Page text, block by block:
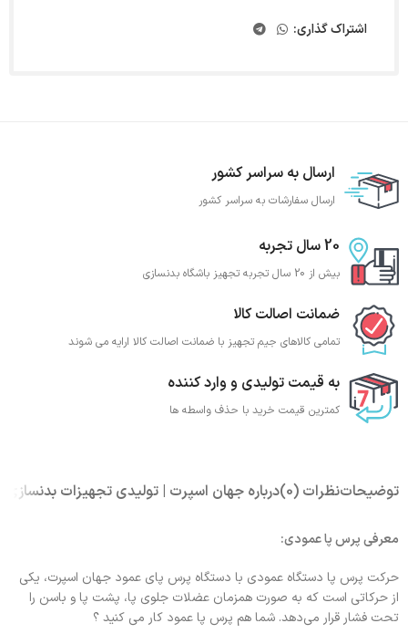
اشتراک گذاری:
ارسال به سراسر کشور
ارسال سفارشات به سراسر کشور
20 سال تجربه
بیش از 20 سال تجربه تجهیز باشگاه بدنسازی
ضمانت اصالت کالا
تمامی کالاهای جیم تجهیز با ضمانت اصالت کالا ارایه می شوند
به قیمت تولیدی و وارد کننده
کمترین قیمت خرید با حذف واسطه ها
توضیحاتنظرات (0) درباره جهان اسپرت | تولیدی تجهیزات بدنسازی
معرفی پرس پا عمودی:
حرکت پرس پا دستگاه عمودی با دستگاه پرس پای عمود جهان اسپرت، یکی
از حرکاتی است که به صورت همزمان عضلات جلوی پا، پشت پا و باسن را
تحت فشار قرار می‌دهد. شما هم پرس پا عمود کار می کنید ؟